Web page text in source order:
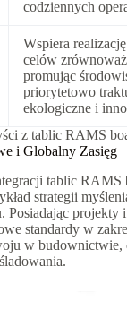
codziennych
Wspiera
celów
promując
priorytetowo
ekologiczne i
z tablic RAMS
i Globalny Zasięg
tablic RAMS
strategii
Posiadając
standardy w
w budownictwie,